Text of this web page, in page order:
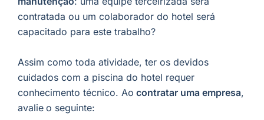
contratada ou um colaborador do hotel será
capacitado para este trabalho?
Assim como toda atividade, ter os devidos
cuidados com a piscina do hotel requer
conhecimento técnico. Ao contratar uma empresa,
avalie o seguinte: